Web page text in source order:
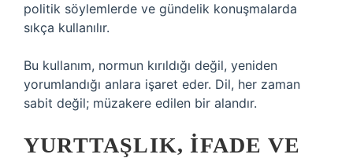
politik söylemlerde ve gündelik konuşmalarda
sıkça kullanılır.
Bu kullanım, normun kırıldığı değil, yeniden
yorumlandığı anlara işaret eder. Dil, her zaman
sabit değil; müzakere edilen bir alandır.
YURTTAŞLIK, IFADE VE